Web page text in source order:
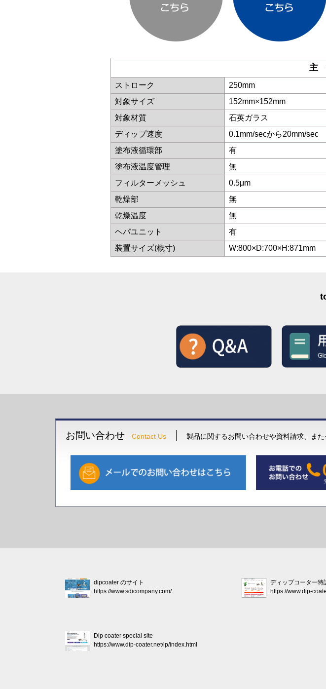
主
ストローク
250mm
対象サイズ
152mm×152mm
対象材質
石英ガラス
ディップ速度
0.1mm/secから20mm/sec
塗布液循環部
有
塗布液温度管理
無
フィルターメッシュ
0.5μm
乾燥部
無
乾燥温度
無
ヘパユニット
有
装置サイズ(概寸)
W:800×D:700×H:871mm
お問い合わせ Contact Us 製品に関するお問い合わせや資料請求、ま
dipcoater のサイト
https://www.sdicompany.com/
ディップコーター特
https://www.dip-
Dip coater special site
https://www.dip-coater.net/lp/index.html